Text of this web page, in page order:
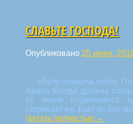
Навигация по статьям
СЛАВЬТЕ ГОСПОДА!
Опубликовано 25 июня,
«Буду славить тебя,
Хвала всегда должна
от земли поднимается
согревает ее. Был ли Бог
Читать полностью →